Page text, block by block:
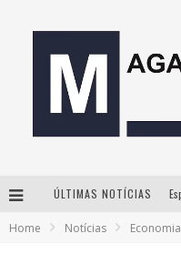
ÚLTIMAS NOTÍCIAS
Home Notícias Economia